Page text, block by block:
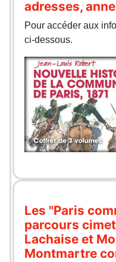
adresses,
Pour accéder aux
ci-dessous.
Les "Paris
parcours
Lachaise et
Montmartre